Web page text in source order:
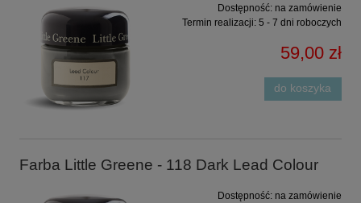
Dostępność: na zamówienie
Termin realizacji: 5 - 7 dni roboczych
59,00 zł
do koszyka
Farba Little Greene - 118 Dark Lead Colour
Dostępność: na zamówienie